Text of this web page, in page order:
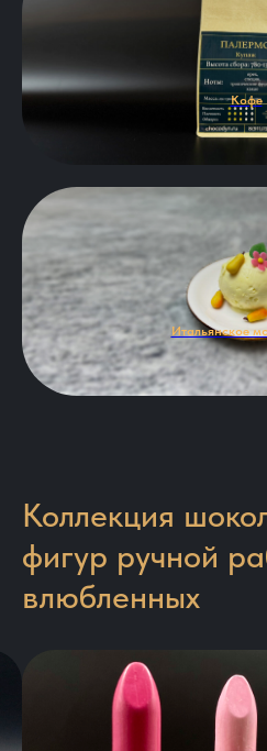
Кофе
Итальянское
Коллекция
фигур ручной
влюбленных